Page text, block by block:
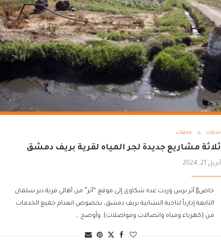
خدمات محليات
ثلاثة مشاريع جديدة لجر المياه لقرية بريف دمشق
أبريل 21, 2024
خاص|| أثر برس وردت عدة شكاوى إلى موقع “أثر” من أهالي قرية دير سلمان
التابعة إدارياً لناحية النشابية بريف دمشق، بخصوص انعدام جميع الخدمات
من (كهرباء ومياه واتصالات ومواصلات). وأوضح …